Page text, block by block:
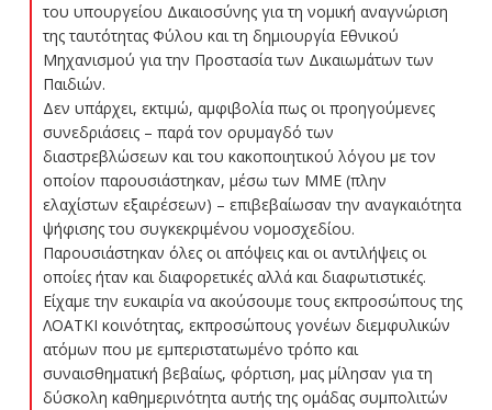
του υπουργείου Δικαιοσύνης για τη νομική αναγνώριση
της ταυτότητας Φύλου και τη δημιουργία Εθνικού
Μηχανισμού για την Προστασία των Δικαιωμάτων των
Παιδιών.
Δεν υπάρχει, εκτιμώ, αμφιβολία πως οι προηγούμενες
συνεδριάσεις – παρά τον ορυμαγδό των
διαστρεβλώσεων και του κακοποιητικού λόγου με τον
οποίον παρουσιάστηκαν, μέσω των ΜΜΕ (πλην
ελαχίστων εξαιρέσεων) – επιβεβαίωσαν την αναγκαιότητα
ψήφισης του συγκεκριμένου νομοσχεδίου.
Παρουσιάστηκαν όλες οι απόψεις και οι αντιλήψεις οι
οποίες ήταν και διαφορετικές αλλά και διαφωτιστικές.
Είχαμε την ευκαιρία να ακούσουμε τους εκπροσώπους της
ΛΟΑΤΚΙ κοινότητας, εκπροσώπους γονέων διεμφυλικών
ατόμων που με εμπεριστατωμένο τρόπο και
συναισθηματική βεβαίως, φόρτιση, μας μίλησαν για τη
δύσκολη καθημερινότητα αυτής της ομάδας συμπολιτών